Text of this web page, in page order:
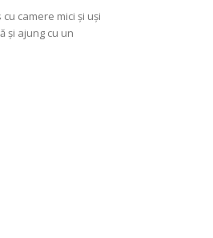
camere mici și uși
și ajung cu un